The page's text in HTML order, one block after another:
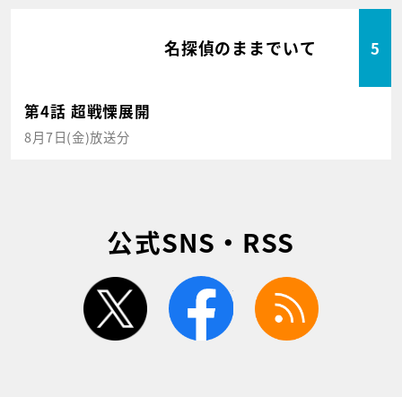
名探偵のままでいて 5
第4話 超戦慄展開
8月7日(金)放送分
公式SNS・RSS
twitter facebook